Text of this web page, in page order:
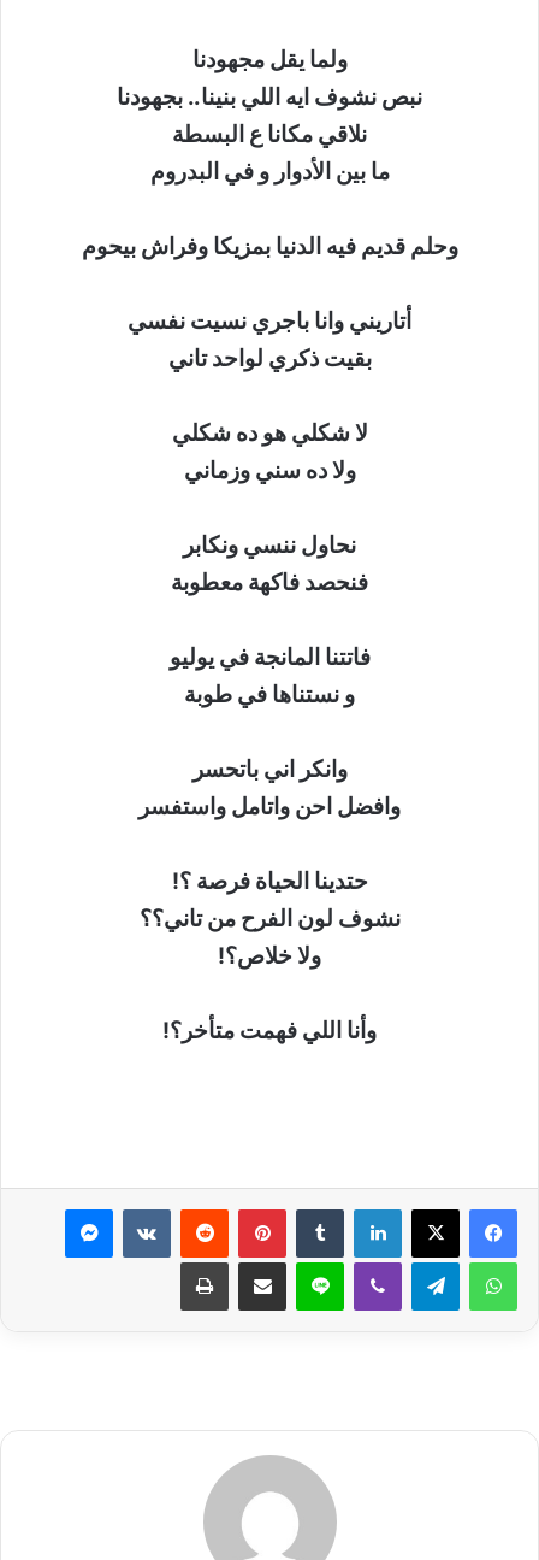
ولما يقل مجهودنا
نبص نشوف ايه اللي بنينا.. بجهودنا
نلاقي مكانا ع البسطة
ما بين الأدوار و في البدروم
وحلم قديم فيه الدنيا بمزيكا وفراش بيحوم
أتاريني وانا باجري نسيت نفسي
بقيت ذكري لواحد تاني
لا شكلي هو ده شكلي
ولا ده سني وزماني
نحاول ننسي ونكابر
فنحصد فاكهة معطوبة
فاتتنا المانجة في يوليو
و نستناها في طوبة
وانكر اني باتحسر
وافضل احن واتامل واستفسر
حتدينا الحياة فرصة ؟!
نشوف لون الفرح من تاني؟؟
ولا خلاص؟!
وأنا اللي فهمت متأخر؟!
لينكدإن بينتيريست ماسنجر
واتساب تيلقرام ڤايبر لاين مشاركة عبر البريد طباعة